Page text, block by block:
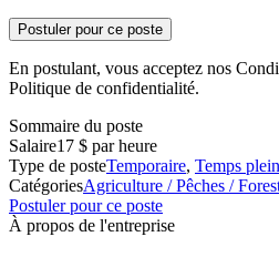
Postuler pour ce poste
En postulant, vous acceptez nos
Politique de confidentialité.
Sommaire du poste
Salaire17 $ par heure
Type de posteTemporaire, Temps plein
CatégoriesAgriculture / Pêches /
Postuler pour ce poste
À propos de l'entreprise